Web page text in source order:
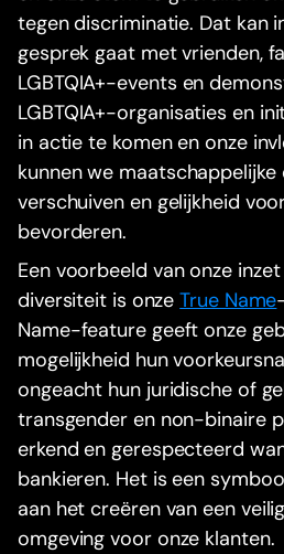
tegen discriminatie. Dat kan
gesprek gaat met vrienden,
LGBTQIA+-events en
LGBTQIA+-organisaties en
in actie te komen en onze
kunnen we
verschuiven en gelijkheid
bevorderen.
Een voorbeeld van onze
diversiteit is onzeTrue Name
Name-feature geeft onze
mogelijkheid hun
ongeacht hun juridische of
transgender en non-binaire
erkend en gerespecteerd
bankieren. Het is een
aan het creëren van een
omgeving voor onze klanten.